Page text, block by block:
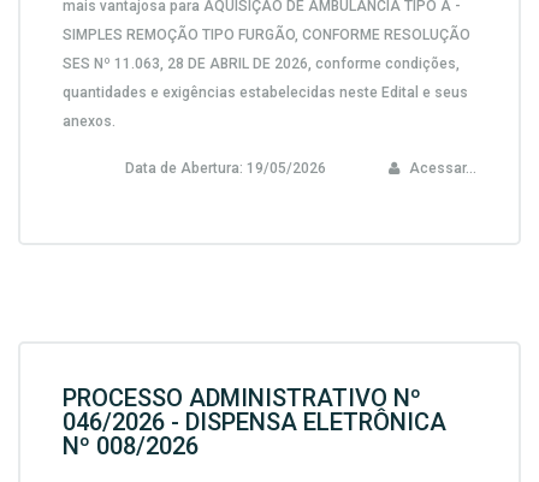
mais vantajosa para AQUISIÇÃO DE AMBULÂNCIA TIPO A -
SIMPLES REMOÇÃO TIPO FURGÃO, CONFORME RESOLUÇÃO
SES Nº 11.063, 28 DE ABRIL DE 2026, conforme condições,
quantidades e exigências estabelecidas neste Edital e seus
anexos.
Data de Abertura: 19/05/2026 Acessar...
PROCESSO ADMINISTRATIVO Nº
046/2026 - DISPENSA ELETRÔNICA
Nº 008/2026